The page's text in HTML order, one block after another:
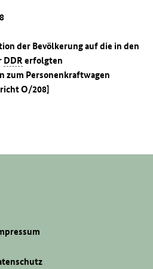
der Bevölkerung auf die in den
DDRerfolgten
zum Personenkraftwagen
O/208]